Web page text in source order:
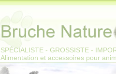
SPÉCIALISTE - GROSSISTE -
Alimentation et accessoires pour